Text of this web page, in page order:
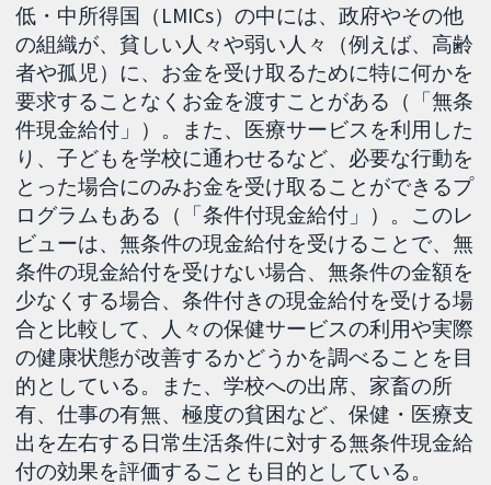
低・中所得国（LMICs）の中には、政府やその他
の組織が、貧しい人々や弱い人々（例えば、高齢
者や孤児）に、お金を受け取るために特に何かを
要求することなくお金を渡すことがある（「無条
件現金給付」）。また、医療サービスを利用した
り、子どもを学校に通わせるなど、必要な行動を
とった場合にのみお金を受け取ることができるプ
ログラムもある（「条件付現金給付」）。このレ
ビューは、無条件の現金給付を受けることで、無
条件の現金給付を受けない場合、無条件の金額を
少なくする場合、条件付きの現金給付を受ける場
合と比較して、人々の保健サービスの利用や実際
の健康状態が改善するかどうかを調べることを目
的としている。また、学校への出席、家畜の所
有、仕事の有無、極度の貧困など、保健・医療支
出を左右する日常生活条件に対する無条件現金給
付の効果を評価することも目的としている。